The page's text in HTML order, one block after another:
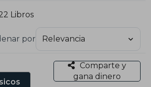
Libros
por
Comparte y
gana dinero